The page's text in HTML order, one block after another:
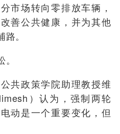
市场转向零排放车辆，
善公共健康，并为其他
。
共政策学院助理教授维
）认为，强制两轮
动是一个重要变化，但